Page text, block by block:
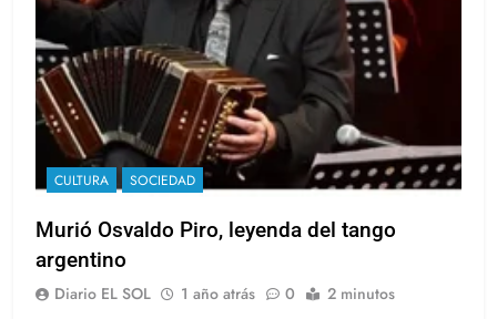
CULTURA SOCIEDAD
Murió Osvaldo Piro, leyenda del tango
argentino
Diario EL SOL 1 año atrás 0 2 minutos